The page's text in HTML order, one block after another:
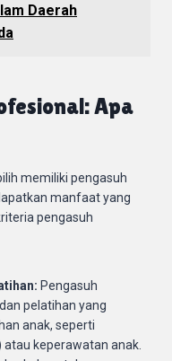
Daerah
Apa
memiliki pengasuh
manfaat yang
pengasuh
Pengasuh
pelatihan yang
anak, seperti
atau keperawatan anak.